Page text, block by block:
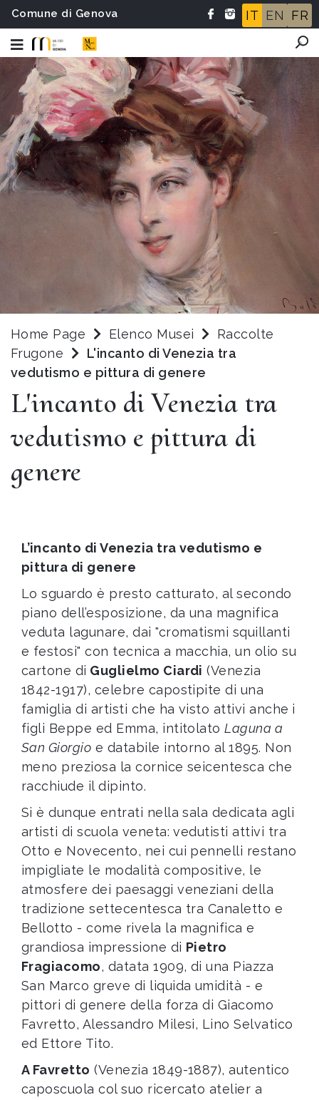
Comune di Genova IT EN FR
Home Page Elenco Musei
Raccolte
Frugone
L'incanto di Venezia tra
vedutismo e pittura di genere
L'incanto di Venezia tra
vedutismo e pittura di
genere
L’incanto di Venezia tra vedutismo e
pittura di genere
Lo sguardo è presto catturato, al secondo
piano dell’esposizione, da una magnifica
veduta lagunare, dai "cromatismi squillanti
e festosi" con tecnica a macchia, un olio su
cartone di Guglielmo Ciardi (Venezia
1842-1917), celebre capostipite di una
famiglia di artisti che ha visto attivi anche i
figli Beppe ed Emma, intitolatoLaguna a
San Giorgio e databile intorno al 1895. Non
meno preziosa la cornice seicentesca che
racchiude il dipinto.
Si è dunque entrati nella sala dedicata agli
artisti di scuola veneta: vedutisti attivi tra
Otto e Novecento, nei cui pennelli restano
impigliate le modalità compositive, le
atmosfere dei paesaggi veneziani della
tradizione settecentesca tra Canaletto e
Bellotto - come rivela la magnifica e
grandiosa impressione di Pietro
Fragiacomo, datata 1909, di una Piazza
San Marco greve di liquida umidità - e
pittori di genere della forza di Giacomo
Favretto, Alessandro Milesi, Lino Selvatico
ed Ettore Tito.
A Favretto (Venezia 1849-1887), autentico
caposcuola col suo ricercato atelier a